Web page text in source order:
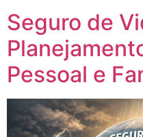
Seguro de
Pessoal e